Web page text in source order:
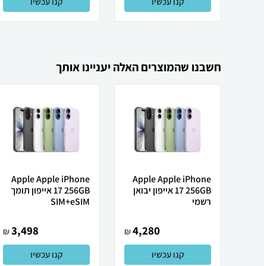
חשבנו שהמוצרים האלה יעניינו אותך
Apple Apple iPhone
17 256GB אייפון יבואן
רשמי
4,280
₪
קנו עכשיו
Apple Apple iPhone
17 256GB אייפון תומך
SIM+eSIM
3,498
₪
קנו עכשיו